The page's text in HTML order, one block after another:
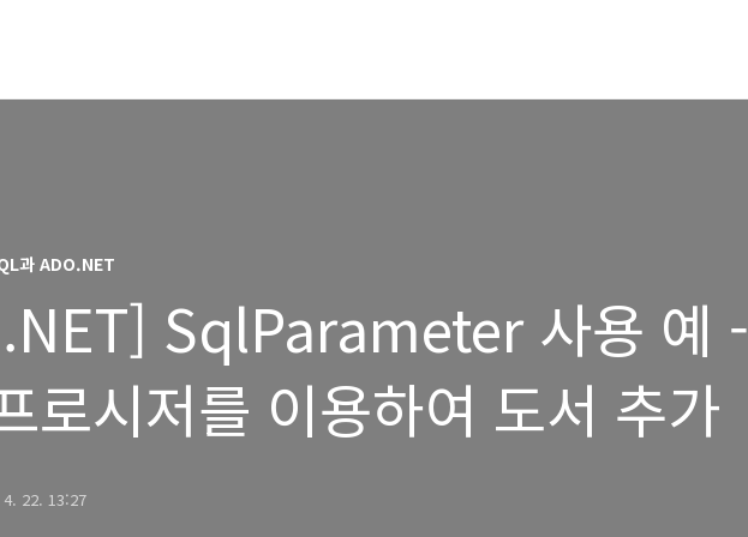
과 ADO.NET
SqlParameter 사용 예 -
로시저를 이용하여 도서 추가
4. 22. 13:27